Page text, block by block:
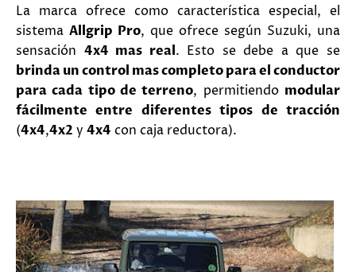
La marca ofrece como característica especial, el
sistema Allgrip Pro, que ofrece según Suzuki, una
sensación 4x4 mas real. Esto se debe a que se
brinda un control mas completo para el conductor
para cada tipo de terreno, permitiendo modular
fácilmente entre diferentes tipos de tracción
(4x4,4x2 y 4x4 con caja reductora).